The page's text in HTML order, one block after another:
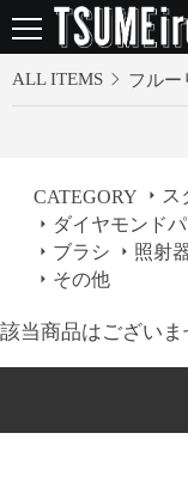
ALL ITEMS フルー
CATEGORY
ス
ダイヤモンド
ブラシ
照射
その他
該当商品はございま